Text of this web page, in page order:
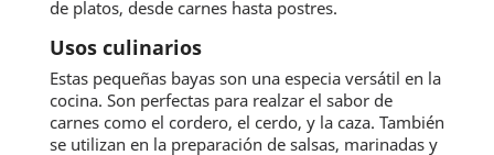
de platos, desde carnes hasta postres.
Usos culinarios
Estas pequeñas bayas son una especia versátil en la
cocina. Son perfectas para realzar el sabor de
carnes como el cordero, el cerdo, y la caza. También
se utilizan en la preparación de salsas, marinadas y